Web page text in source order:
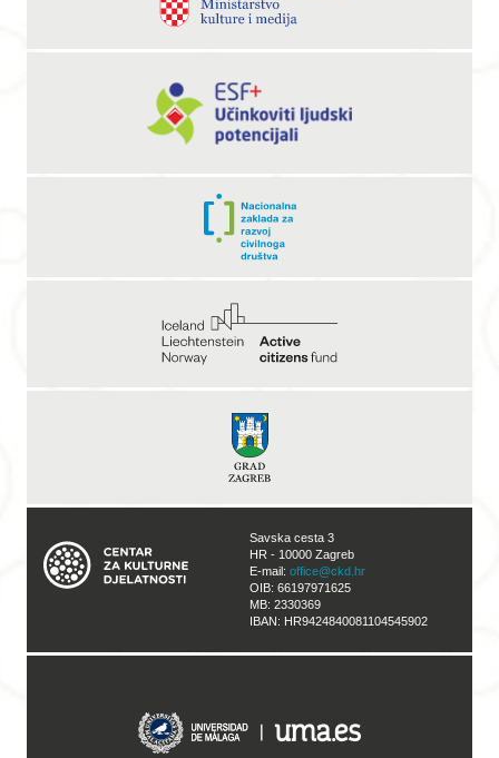
Savska cesta 3
HR - 10000 Zagreb
E-mail: office@ckd.hr
OIB: 66197971625
MB: 2330369
IBAN: HR9424840081104545902